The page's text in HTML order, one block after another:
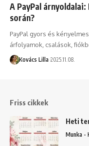
A PayPal
során?
PayPal gyors és
árfolyamok, csalások,
Kovács Lilla 2025.11.08.
Friss cikkek
Heti
Munka -